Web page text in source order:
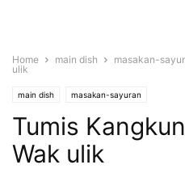
Home main dish masakan-
ulik
main dish masakan-sayuran
Tumis
Wak ulik